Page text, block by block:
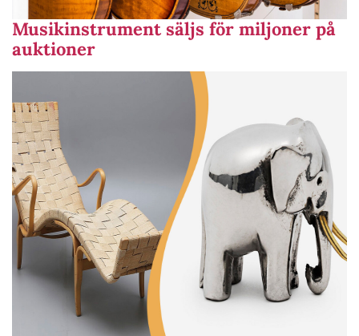
Musikinstrument säljs för miljoner på
auktioner